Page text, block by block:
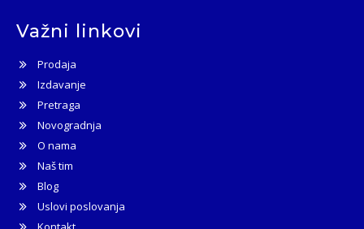
Važni linkovi
Prodaja
Izdavanje
Pretraga
Novogradnja
O nama
Naš tim
Blog
Uslovi poslovanja